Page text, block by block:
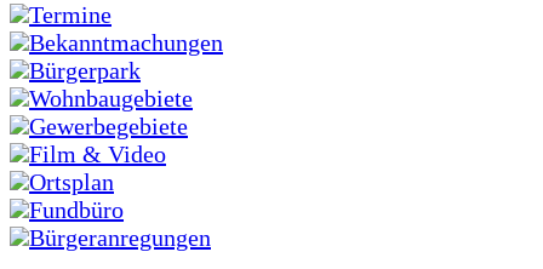
Termine
Bekanntmachungen
Bürgerpark
Wohnbaugebiete
Gewerbegebiete
Film & Video
Ortsplan
Fundbüro
Bürgeranregungen